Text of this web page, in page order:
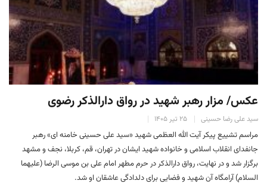
عکس/ مزار رهبر شهید در رواق دارالذکر رضوی
سید علی رضا حسینی ۲۵ تیر ۱۴۰۵
مراسم تشییع پیکر آیت الله العظمی شهید «سید علی حسینی خامنه ای» رهبر
جانفدای انقلاب اسلامی و خانواده شهید ایشان در تهران، قم، کربلا، نجف و مشهد
برگزار شد و در نهایت، رواق دارالذکر در حرم مطهر امام علی بن موسی الرضا (علیهما
السلام) آرامگاه آن شهید و فضایی برای دلدادگی عاشقان او شد.